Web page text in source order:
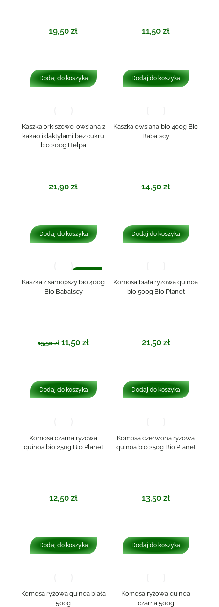
19,50 zł
Dodaj do koszyka
11,50 zł
Dodaj do koszyka
Kaszka orkiszowo-owsiana z
kakao i daktylami bez cukru
bio 200g Helpa
21,90 zł
Dodaj do koszyka
Kaszka owsiana bio 400g Bio
Babalscy
14,50 zł
Dodaj do koszyka
Promocja!
Kaszka z samopszy bio 400g
Bio Babalscy
15,50zł 11,50 zł
Dodaj do koszyka
Komosa biała ryżowa quinoa
bio 500g Bio Planet
21,50 zł
Dodaj do koszyka
Komosa czarna ryżowa
quinoa bio 250g Bio Planet
12,50 zł
Dodaj do koszyka
Komosa czerwona ryżowa
quinoa bio 250g Bio Planet
13,50 zł
Dodaj do koszyka
Komosa ryżowa quinoa biała
500g
Komosa ryżowa quinoa
czarna 500g